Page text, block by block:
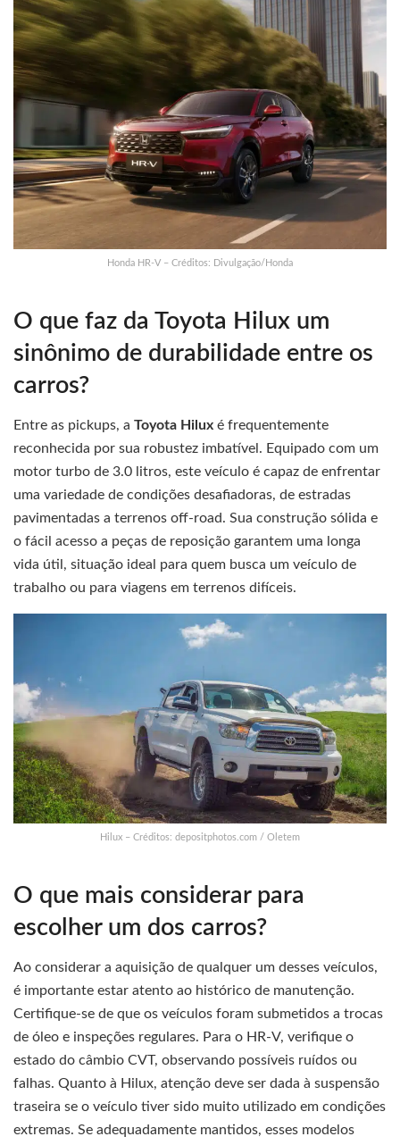
Honda HR-V – Créditos: Divulgação/Honda
O que faz da Toyota Hilux um
sinônimo de durabilidade entre os
carros?
Entre as pickups, a Toyota Hilux é frequentemente
reconhecida por sua robustez imbatível. Equipado com um
motor turbo de 3.0 litros, este veículo é capaz de enfrentar
uma variedade de condições desafiadoras, de estradas
pavimentadas a terrenos off-road. Sua construção sólida e
o fácil acesso a peças de reposição garantem uma longa
vida útil, situação ideal para quem busca um veículo de
trabalho ou para viagens em terrenos difíceis.
Hilux – Créditos: depositphotos.com / Oletem
O que mais considerar para
escolher um dos carros?
Ao considerar a aquisição de qualquer um desses veículos,
é importante estar atento ao histórico de manutenção.
Certifique-se de que os veículos foram submetidos a trocas
de óleo e inspeções regulares. Para o HR-V, verifique o
estado do câmbio CVT, observando possíveis ruídos ou
falhas. Quanto à Hilux, atenção deve ser dada à suspensão
traseira se o veículo tiver sido muito utilizado em condições
extremas. Se adequadamente mantidos, esses modelos